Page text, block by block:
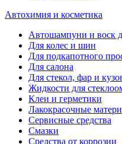
Автохимия и косметика
Автошампуни и воск
Для колес и шин
Для подкапотного
Для салона
Для стекол, фар и
Жидкости для
Клеи и герметики
Лакокрасочные
Сервисные средства
Смазки
Средства от коррозии